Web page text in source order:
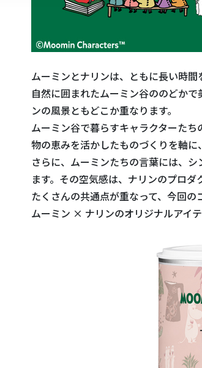
ムーミンとナリンは、ともに長い時間
自然に囲まれたムーミン谷ののどか
ンの風景ともどこか重なります。
ムーミン谷で暮らすキャラクターた
物の恵みを活かしたものづくりを軸に
さらに、ムーミンたちの言葉には、
ます。その空気感は、ナリンのプロダ
たくさんの共通点が重なって、今回の
ムーミン × ナリンのオリジナルアイ